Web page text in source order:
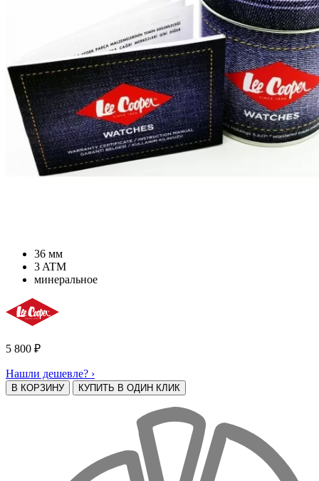
36 мм
3 ATM
минеральное
5 800 ₽
Нашли дешевле? ›
В КОРЗИНУ КУПИТЬ В ОДИН КЛИК